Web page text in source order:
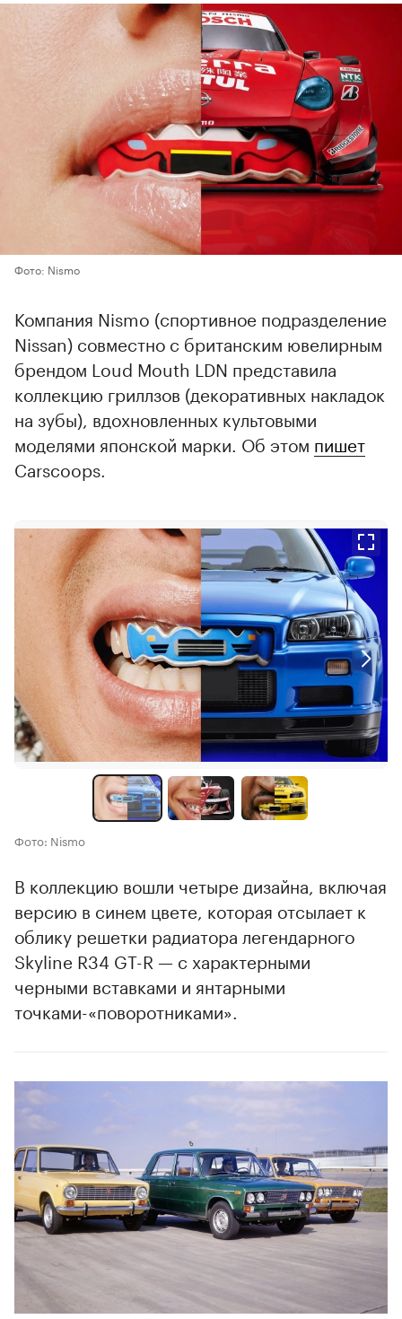
Фото: Nismo
Компания Nismo (спортивное подразделение
Nissan) совместно с британским ювелирным
брендом Loud Mouth LDN представила
коллекцию гриллзов (декоративных накладок
на зубы), вдохновленных культовыми
моделями японской марки. Об этом пишет
Carscoops.
Фото: Nismo
В коллекцию вошли четыре дизайна, включая
версию в синем цвете, которая отсылает к
облику решетки радиатора легендарного
Skyline R34 GT-R — с характерными
черными вставками и янтарными
точками-«поворотниками».